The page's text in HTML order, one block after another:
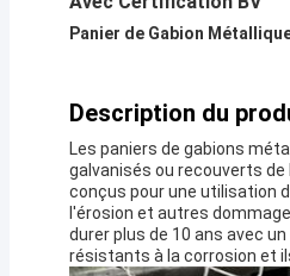
Panier de Gabion
Description du
Les paniers de gabions
galvanisés ou recouverts
conçus pour une utilisation
l'érosion et autres
durer plus de 10 ans avec
résistants à la corrosion et